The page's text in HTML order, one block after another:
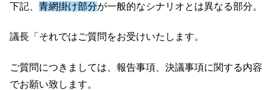
下記、 青網掛け部分が一般的なシナリオとは異なる部分。
議長「それではご質問をお受けいたします。
ご質問につきましては、報告事項、決議事項に関する内容
でお願い致します。